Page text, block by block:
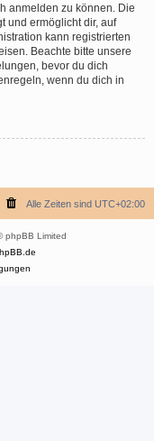
anmelden zu können. Die
und ermöglicht dir, auf
kann registrierten
Beachte bitte unsere
bevor du dich
wenn du dich in
Alle Zeiten sind UTC+02:00
phpBB Limited